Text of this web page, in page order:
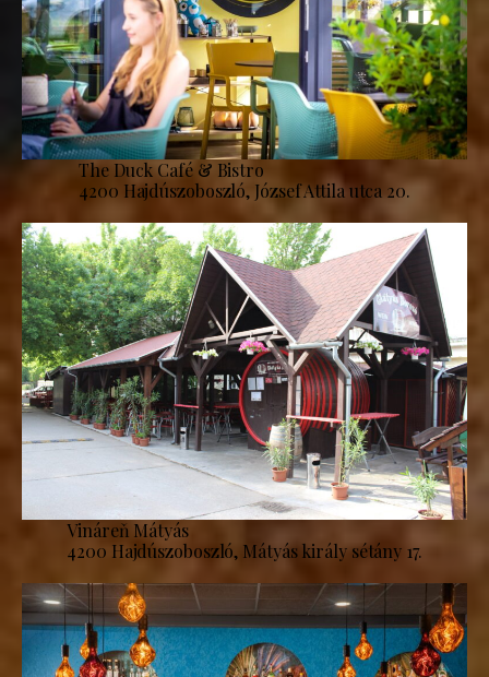
The Duck Café & Bistro
4200 Hajdúszoboszló, József Attila utca 20.
Vináreň Mátyás
4200 Hajdúszoboszló, Mátyás király sétány 17.